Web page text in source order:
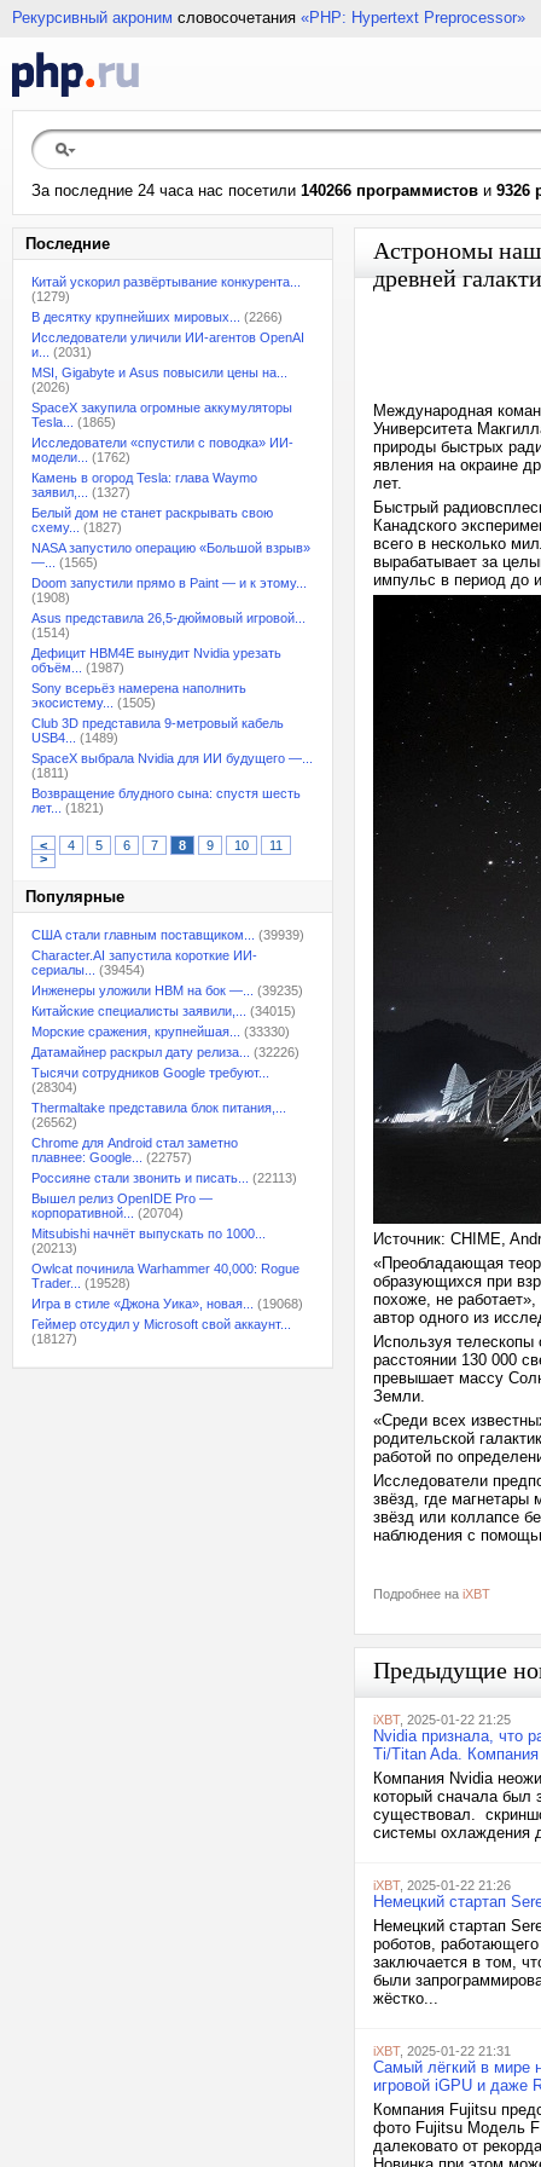
Рекурсивный акроним словосочетания «PHP: Hypertext Preprocessor»
За последние 24 часа нас посетили 140266 программистов и 9326
Последние
Китай ускорил развёртывание конкурента...
(1279)
В десятку крупнейших мировых...
(2266)
Исследователи уличили ИИ-агентов OpenAI
и...
(2031)
MSI, Gigabyte и Asus повысили цены на...
(2026)
SpaceX закупила огромные аккумуляторы
Tesla...
(1865)
Исследователи «спустили с поводка» ИИ-
модели...
(1762)
Камень в огород Tesla: глава Waymo
заявил,...
(1327)
Белый дом не станет раскрывать свою
схему...
(1827)
NASA запустило операцию «Большой взрыв»
—...
(1565)
Doom запустили прямо в Paint — и к этому...
(1908)
Asus представила 26,5-дюймовый игровой...
(1514)
Дефицит HBM4E вынудит Nvidia урезать
объём...
(1987)
Sony всерьёз намерена наполнить
экосистему...
(1505)
Club 3D представила 9-метровый кабель
USB4...
(1489)
SpaceX выбрала Nvidia для ИИ будущего —...
(1811)
Возвращение блудного сына: спустя шесть
лет...
(1821)
< 4 5 6 7 8 9 10
11
>
Популярные
США стали главным поставщиком...
(39939)
Character.AI запустила короткие ИИ-
сериалы...
(39454)
Инженеры уложили HBM на бок —...
(39235)
Китайские специалисты заявили,...
(34015)
Морские сражения, крупнейшая...
(33330)
Датамайнер раскрыл дату релиза...
(32226)
Тысячи сотрудников Google требуют...
(28304)
Thermaltake представила блок питания,...
(26562)
Chrome для Android стал заметно
плавнее: Google...
(22757)
Россияне стали звонить и писать...
(22113)
Вышел релиз OpenIDE Pro —
корпоративной...
(20704)
Mitsubishi начнёт выпускать по 1000...
(20213)
Owlcat починила Warhammer 40,000: Rogue
Trader...
(19528)
Игра в стиле «Джона Уика», новая...
(19068)
Геймер отсудил у Microsoft свой аккаунт...
(18127)
Астрономы
древней
Международная
Университета
природы быстрых
явления на окраине
лет.
Быстрый
Канадского
всего в несколько
вырабатывает за
импульс в период до
Источник: CHIME,
«Преобладающая
образующихся при
похоже, не
автор одного из
Используя
расстоянии 130 000
превышает массу
Земли.
«Среди всех
родительской
работой по
Исследователи
звёзд, где магнетары
звёзд или коллапсе
наблюдения с
Подробнее на iXBT
Предыдущие
iXBT, 2025-01-22 21:25
Nvidia признала, что
Ti/Titan Ada.
Компания Nvidia
который сначала был
существовал.
системы охлаждения
iXBT, 2025-01-22 21:26
Немецкий стартап
Немецкий стартап
роботов, работающего
заключается в том,
были
жёстко...
iXBT, 2025-01-22 21:31
Самый лёгкий в мире
игровой iGPU и даже
Компания Fujitsu
фото Fujitsu Модель
далековато от